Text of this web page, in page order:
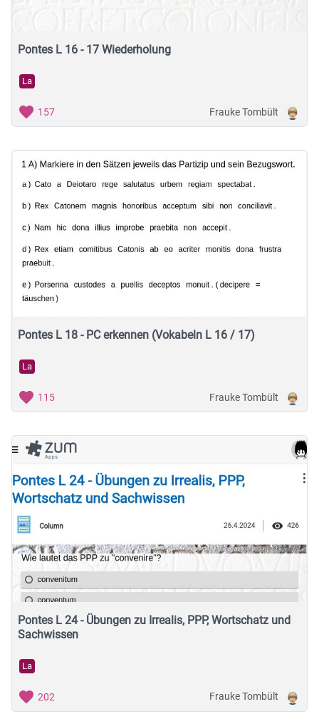
Pontes L 16 - 17 Wiederholung
La
157 Frauke Tombült
Pontes L 18 - PC erkennen (Vokabeln L 16 / 17)
La
115 Frauke Tombült
Pontes L 24 - Übungen zu Irrealis, PPP, Wortschatz und
Sachwissen
La
202 Frauke Tombült